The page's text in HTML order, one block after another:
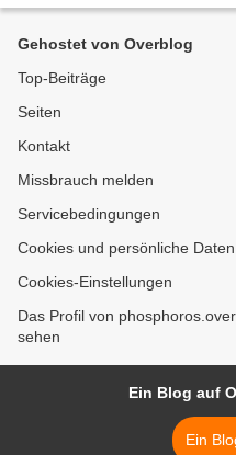
Gehostet von Overblog
Top-Beiträge
Seiten
Kontakt
Missbrauch melden
Servicebedingungen
Cookies und persönliche Daten
Cookies-Einstellungen
Das Profil von
sehen
Ein Blog auf
Ein